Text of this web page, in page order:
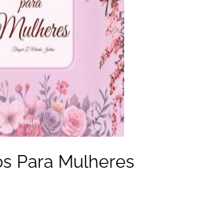
Para Mulheres